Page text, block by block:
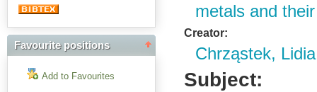
Favourite positions
Add to Favourites
metals and
Creator:
Chrząstek, Lidia
Subject: